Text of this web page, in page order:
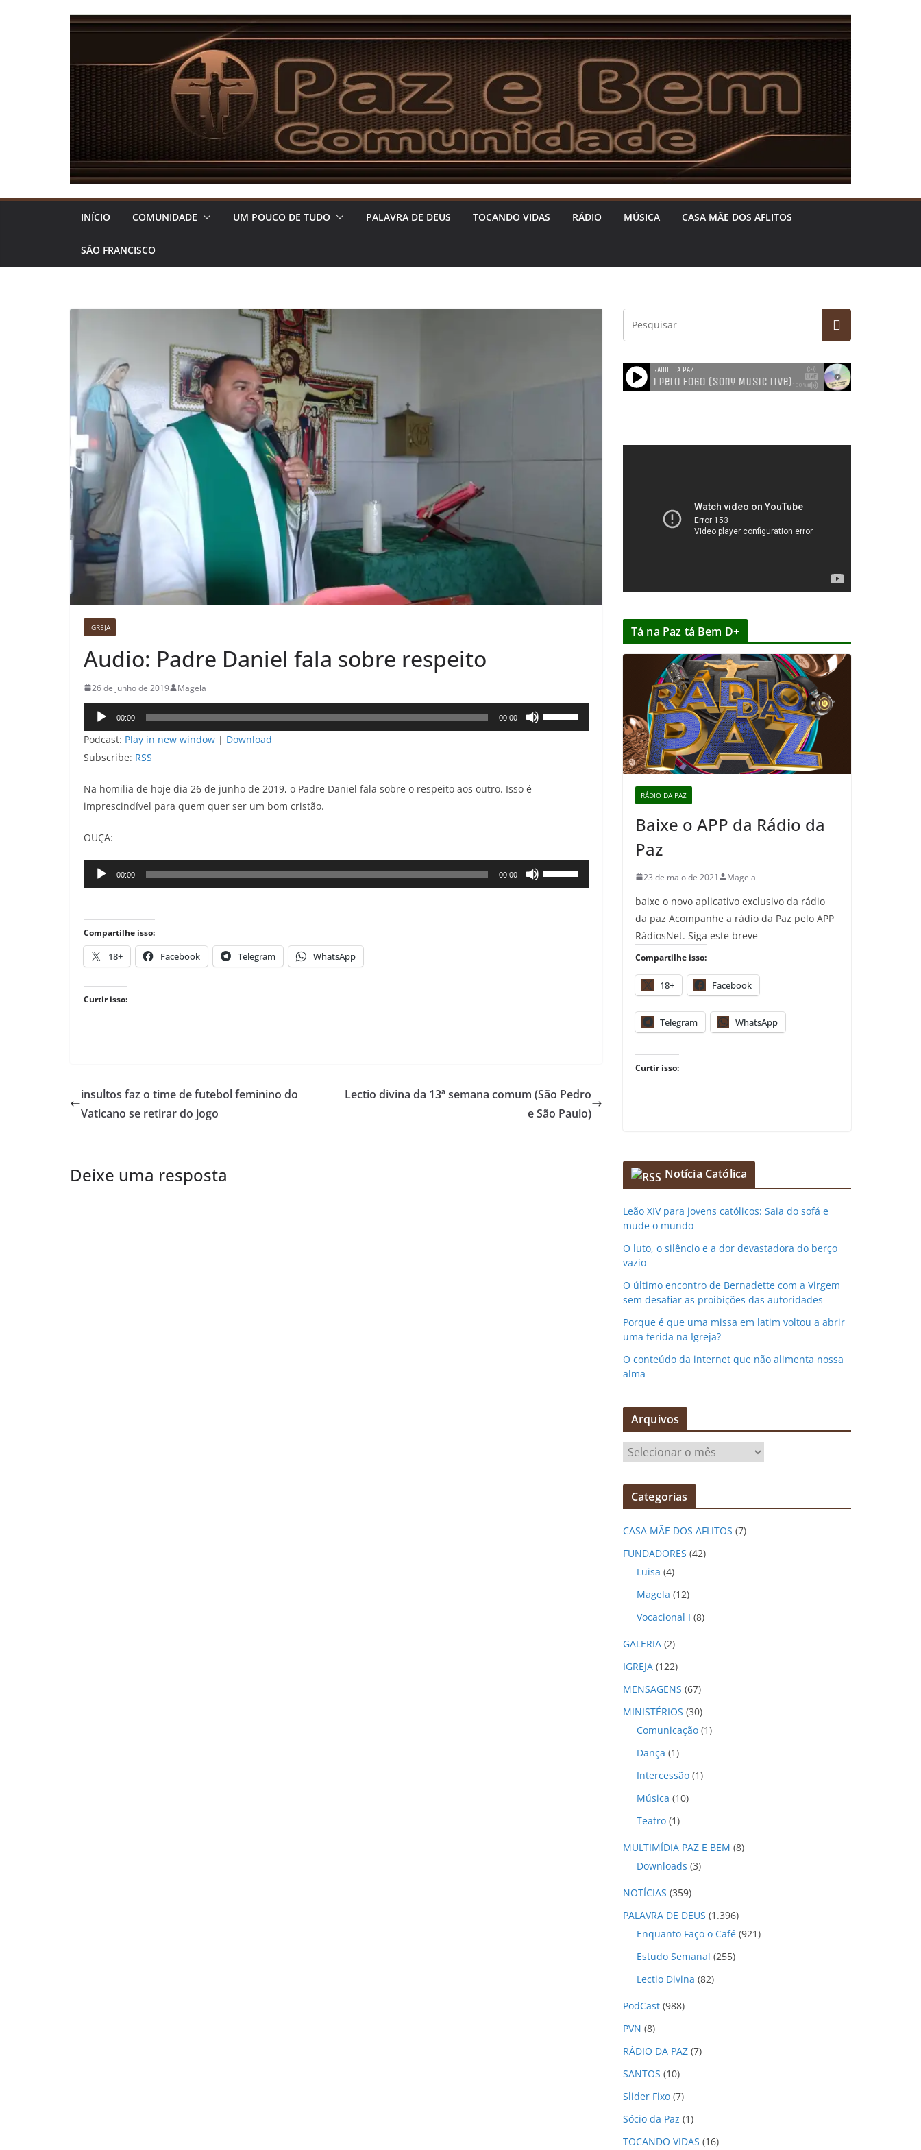
INÍCIO COMUNIDADE UM POUCO DE TUDO PALAVRA DE DEUS TOCANDO VIDAS RÁDIO MÚSICA CASA MÃE DOS AFLITOS
SÃO FRANCISCO
IGREJA
Audio: Padre Daniel fala sobre respeito
26 de junho de 2019 Magela
Tocador
de
áudio
00:00 00:00
Use
as
Podcast: Play in new window | Download
Subscribe: RSS
Na homilia de hoje dia 26 de junho de 2019, o Padre Daniel fala sobre o respeito aos outro. Isso é
imprescindível para quem quer ser um bom cristão.
OUÇA:
Tocador
de
00:00 00:00
Use
as
o
volume.
Compartilhe isso:
18+ Facebook Telegram WhatsApp
Curtir isso:
insultos faz o time de futebol feminino do
Vaticano se retirar do jogo
Lectio divina da 13ª semana comum (São Pedro
e São Paulo)
Deixe uma resposta
Tá na Paz tá Bem D+
RÁDIO DA PAZ
Baixe o APP da Rádio da
Paz
23 de maio de 2021 Magela
baixe o novo aplicativo exclusivo da rádio
da paz Acompanhe a rádio da Paz pelo APP
RádiosNet. Siga este breve
Compartilhe isso:
18+ Facebook
Telegram WhatsApp
Curtir isso:
Notícia Católica
Leão XIV para jovens católicos: Saia do sofá e
mude o mundo
O luto, o silêncio e a dor devastadora do berço
vazio
O último encontro de Bernadette com a Virgem
sem desafiar as proibições das autoridades
Porque é que uma missa em latim voltou a abrir
uma ferida na Igreja?
O conteúdo da internet que não alimenta nossa
alma
Arquivos
r
q
v
o
Categorias
CASA MÃE DOS AFLITOS (7)
FUNDADORES (42)
Luisa (4)
Magela (12)
Vocacional I (8)
GALERIA (2)
IGREJA (122)
MENSAGENS (67)
MINISTÉRIOS (30)
Comunicação (1)
Dança (1)
Intercessão (1)
Música (10)
Teatro (1)
MULTIMÍDIA PAZ E BEM (8)
Downloads (3)
NOTÍCIAS (359)
PALAVRA DE DEUS (1.396)
Enquanto Faço o Café (921)
Estudo Semanal (255)
Lectio Divina (82)
PodCast (988)
PVN (8)
RÁDIO DA PAZ (7)
SANTOS (10)
Slider Fixo (7)
Sócio da Paz (1)
TOCANDO VIDAS (16)